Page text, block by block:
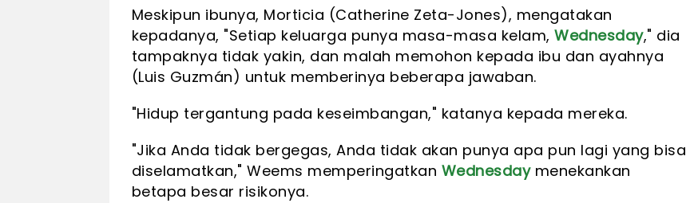
Meskipun ibunya, Morticia (Catherine Zeta-Jones), mengatakan
kepadanya, "Setiap keluarga punya masa-masa kelam, Wednesday," dia
tampaknya tidak yakin, dan malah memohon kepada ibu dan ayahnya
(Luis Guzmán) untuk memberinya beberapa jawaban.
"Hidup tergantung pada keseimbangan," katanya kepada mereka.
"Jika Anda tidak bergegas, Anda tidak akan punya apa pun lagi yang bisa
diselamatkan," Weems memperingatkan Wednesdaymenekankan
betapa besar risikonya.